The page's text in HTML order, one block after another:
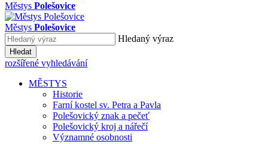
Městys Polešovice
Městys Polešovice
Hledaný výraz
Hledat
rozšířené vyhledávání
MĚSTYS
Historie
Farní kostel sv. Petra a Pavla
Polešovický znak a pečeť
Polešovický kroj a nářečí
Významné osobnosti